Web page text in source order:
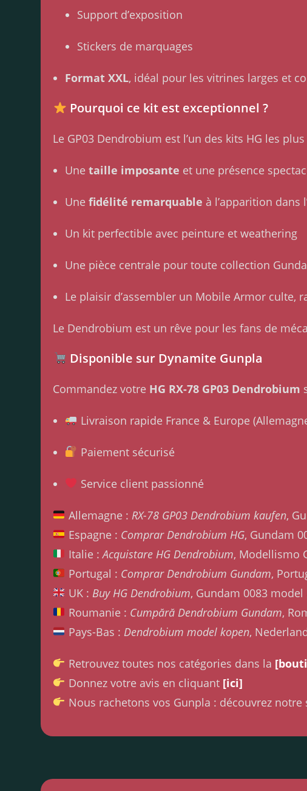
Support d’exposition
Stickers de marquages
Format XXL, idéal pour les vitrines larges et
Pourquoi ce kit est exceptionnel ?
Le GP03 Dendrobium est l’un des kits HG les
Unetaille imposante et une présence
Unefidélité remarquable à l’apparition dans
Un kit perfectible avec peinture et weathering
Une pièce centrale pour toute collection
Le plaisir d’assembler un Mobile Armor culte,
Le Dendrobium est un rêve pour les fans de
Disponible sur Dynamite Gunpla
Commandez votre HG RX-78 GP03 Dendrobium
Livraison rapide France & Europe
Paiement sécurisé
Service client passionné
Allemagne : RX-78 GP03 Dendrobium kaufen,
Espagne : Comprar Dendrobium HG, Gundam
Italie :Acquistare HG Dendrobium, Modellismo
Portugal : Comprar Dendrobium Gundam,
UK : Buy HG Dendrobium, Gundam 0083 model
Roumanie : Cumpără Dendrobium Gundam,
Pays-Bas : Dendrobium model kopen,
Retrouvez toutes nos catégories dans la
Donnez votre avis en cliquant [ici]
Nous rachetons vos Gunpla : découvrez notre